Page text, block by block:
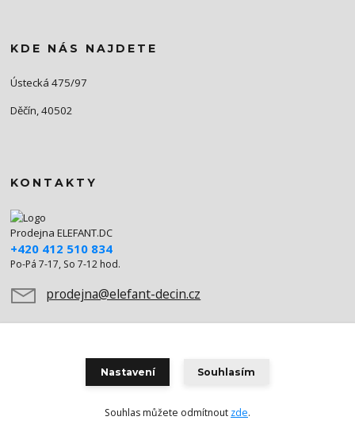
KDE NÁS NAJDETE
Ústecká 475/97
Děčín, 40502
KONTAKTY
Prodejna ELEFANT.DC
+420 412 510 834
Po-Pá 7-17, So 7-12 hod.
prodejna@elefant-decin.cz
Vytvořeno na Eshop-rychle.cz
Nastavení Souhlasím
Souhlas můžete odmítnout zde.